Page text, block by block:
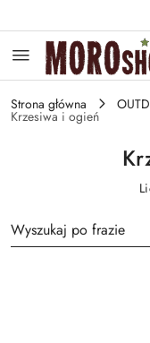
Strona główna
Krzesiwa i ogień